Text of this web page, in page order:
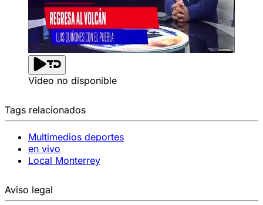
Video no disponible
Tags relacionados
Multimedios deportes
en vivo
Local Monterrey
Aviso legal